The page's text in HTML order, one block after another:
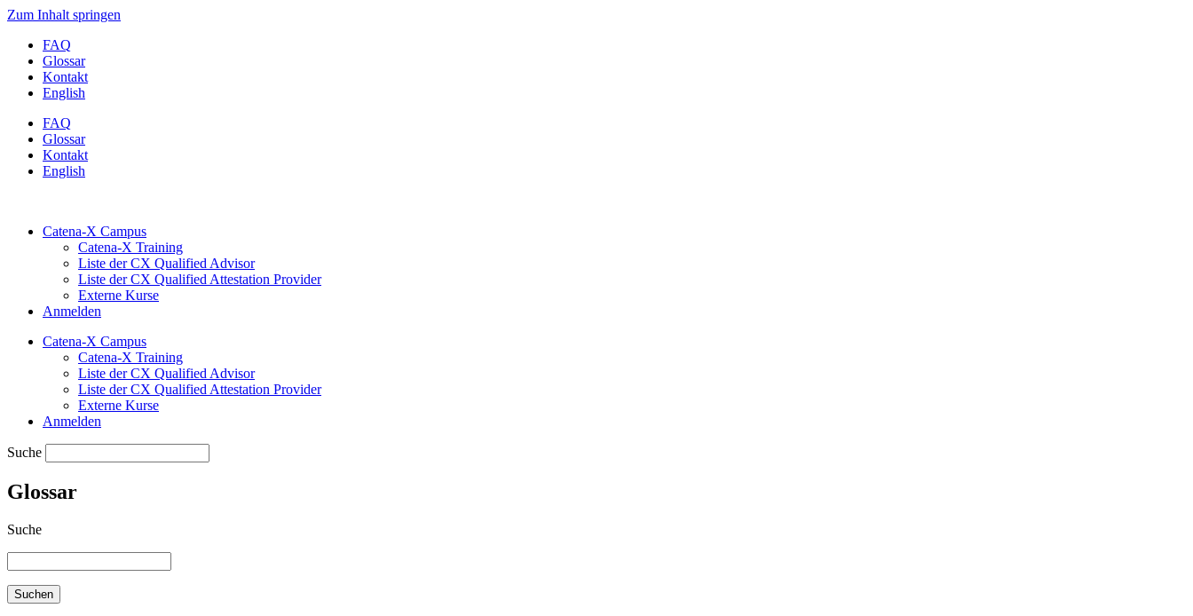
Zum Inhalt springen
FAQ
Glossar
Kontakt
English
FAQ
Glossar
Kontakt
English
Catena-X Campus
Catena-X Training
Liste der CX Qualified Advisor
Liste der CX Qualified Attestation Provider
Externe Kurse
Anmelden
Catena-X Campus
Catena-X Training
Liste der CX Qualified Advisor
Liste der CX Qualified Attestation Provider
Externe Kurse
Anmelden
Suche
Glossar
Suche